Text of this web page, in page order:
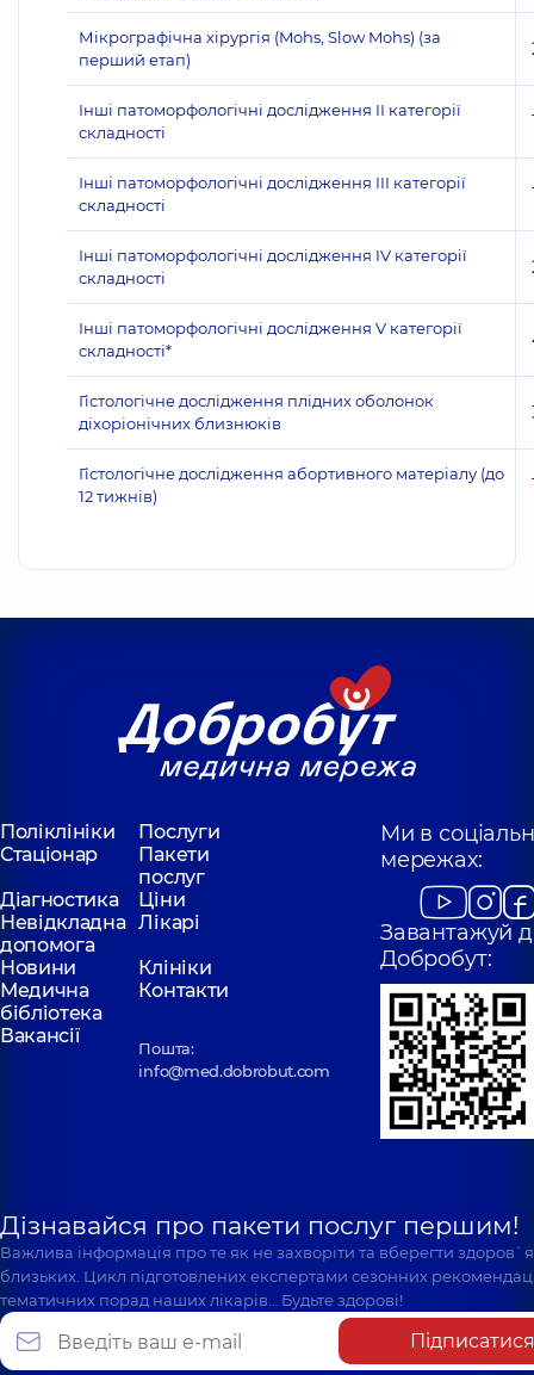
Мікрографічна хірургія (Mohs, Slow Mohs) (за
перший етап)
Інші патоморфологічні дослідження II категорії
складності
Інші патоморфологічні дослідження III категорії
складності
Інші патоморфологічні дослідження IV категорії
складності
Інші патоморфологічні дослідження V категорії
складності*
Гістологічне дослідження плідних оболонок
діхоріонічних близнюків
Гістологічне дослідження абортивного матеріалу (до
12 тижнів)
Поліклініки
Послуги
Стаціонар
Пакети
послуг
Діагностика
Ціни
Невідкладна
допомога
Лікарі
Новини
Клініки
Медична
бібліотека
Контакти
Вакансії
Пошта:
info@med.dobrobut.com
Ми в
мережах:
Завантажуй
Добробут:
Дізнавайся про пакети послуг першим!
Важлива інформація про те як не захворіти та вберегти
близьких. Цикл підготовлених експертами сезонних
тематичних порад наших лікарів… Будьте здорові!
Підписатися